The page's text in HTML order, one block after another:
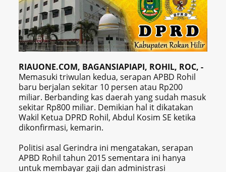
RIAUONE.COM, BAGANSIAPIAPI, ROHIL, ROC, -
Memasuki triwulan kedua, serapan APBD Rohil
baru berjalan sekitar 10 persen atau Rp200
miliar. Berbanding kas daerah yang sudah masuk
sekitar Rp800 miliar. Demikian hal it dikatakan
Wakil Ketua DPRD Rohil, Abdul Kosim SE ketika
dikonfirmasi, kemarin.
Politisi asal Gerindra ini mengatakan, serapan
APBD Rohil tahun 2015 sementara ini hanya
untuk membayar gaji dan administrasi